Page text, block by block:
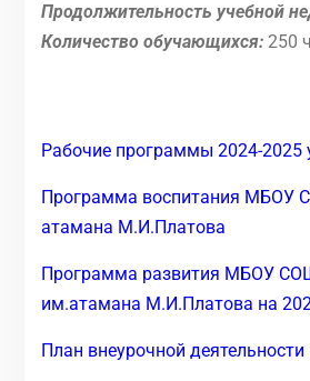
Продолжительность учебной
Количество обучающихся:250
Рабочие программы 2024-2025
Программа воспитания МБОУ
атамана М.И.Платова
Программа развития МБОУ
им.атамана М.И.Платова на
План внеурочной деятельности